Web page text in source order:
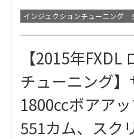
インジェクションチューニング
【2015年FXDL
チューニング】
1800ccボアア
551カム、スク